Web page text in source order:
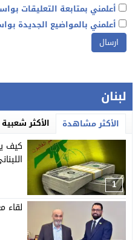
أعلمني بمتابعة التعليقات
أعلمني بالمواضيع الجديدة
لبنان
الأكثر مشاهدة الأكثر شعبية
1
كيف
لقاء